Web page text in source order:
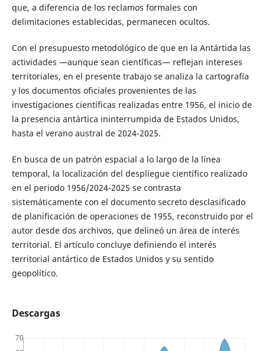
que, a diferencia de los reclamos formales con
delimitaciones establecidas, permanecen ocultos.
Con el presupuesto metodológico de que en la Antártida las
actividades —aunque sean científicas— reflejan intereses
territoriales, en el presente trabajo se analiza la cartografía
y los documentos oficiales provenientes de las
investigaciones científicas realizadas entre 1956, el inicio de
la presencia antártica ininterrumpida de Estados Unidos,
hasta el verano austral de 2024-2025.
En busca de un patrón espacial a lo largo de la línea
temporal, la localización del despliegue científico realizado
en el periodo 1956/2024-2025 se contrasta
sistemáticamente con el documento secreto desclasificado
de planificación de operaciones de 1955, reconstruido por el
autor desde dos archivos, que delineó un área de interés
territorial. El artículo concluye definiendo el interés
territorial antártico de Estados Unidos y su sentido
geopolítico.
Descargas